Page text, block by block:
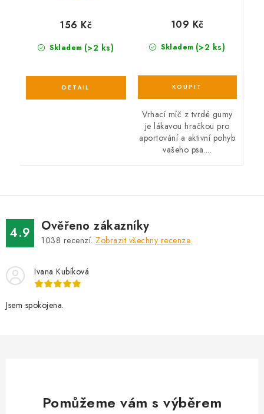
Skladem (>2 ks)
156 Kč
Skladem (>2 ks)
109 Kč
Vrhací míč z tvrdé gumy
je lákavou hračkou pro
aportování a aktivní pohyb
vašeho psa....
4.9 Ověřeno zákazníky
1038 recenzí. Zobrazit všechny recenze
Ivana Kubíková
Jsem spokojena.
Pomůžeme vám s výběrem